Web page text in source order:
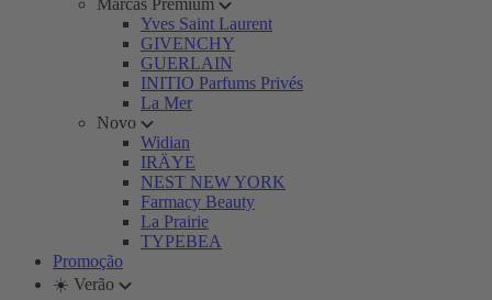
Marcas Premium
Yves Saint Laurent
GIVENCHY
GUERLAIN
INITIO Parfums Privés
La Mer
Novo
Widian
IRÄYE
NEST NEW YORK
Farmacy Beauty
La Prairie
TYPEBEA
Promoção
☀️ Verão